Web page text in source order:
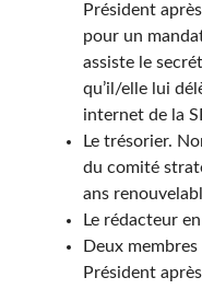
Président
pour un
assiste le
qu’il/elle lui
internet de la
Le trésorier.
du comité
ans
Le rédacteur
Deux
Président